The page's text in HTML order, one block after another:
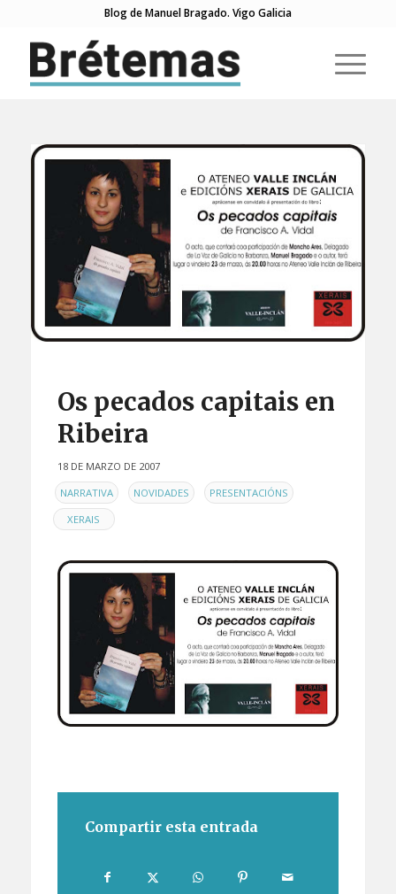
Blog de Manuel Bragado. Vigo Galicia
Os pecados capitais en
Ribeira
18 DE MARZO DE 2007
ENNARRATIVA , NOVIDADES , PRESENTACIÓNS ,
XERAIS
Compartir esta entrada